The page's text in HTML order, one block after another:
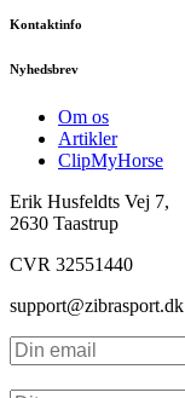
Kontaktinfo
Nyhedsbrev
Om os
Artikler
ClipMyHorse
Erik Husfeldts Vej 7,
2630 Taastrup
CVR 32551440
support@zibrasport.dk